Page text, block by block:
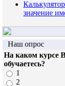
значение
Наш опрос
На каком курсе
обучаетесь?
1
2